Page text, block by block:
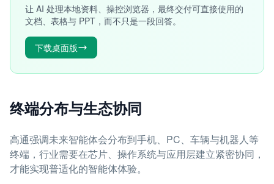
让 AI 处理本地资料、操控浏览器，最终交付可直接使用的
文档、表格与 PPT，而不只是一段回答。
下载桌面版
终端分布与生态协同
高通强调未来智能体会分布到手机、PC、车辆与机器人等
终端，行业需要在芯片、操作系统与应用层建立紧密协同，
才能实现普适化的智能体体验。